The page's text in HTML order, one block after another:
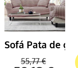
Sofá Pata de
55,77 €